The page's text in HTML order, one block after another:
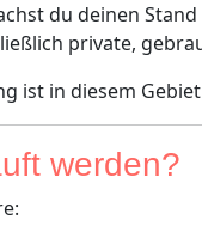
du deinen
private,
ist in diesem Gebiet
werden?